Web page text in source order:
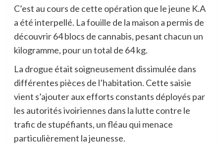
C’est au cours de cette opération que le jeune K.A
a été interpellé. La fouille de la maison a permis de
découvrir 64 blocs de cannabis, pesant chacun un
kilogramme, pour un total de 64 kg.
La drogue était soigneusement dissimulée dans
différentes pièces de l’habitation. Cette saisie
vient s’ajouter aux efforts constants déployés par
les autorités ivoiriennes dans la lutte contre le
trafic de stupéfiants, un fléau qui menace
particulièrement la jeunesse.